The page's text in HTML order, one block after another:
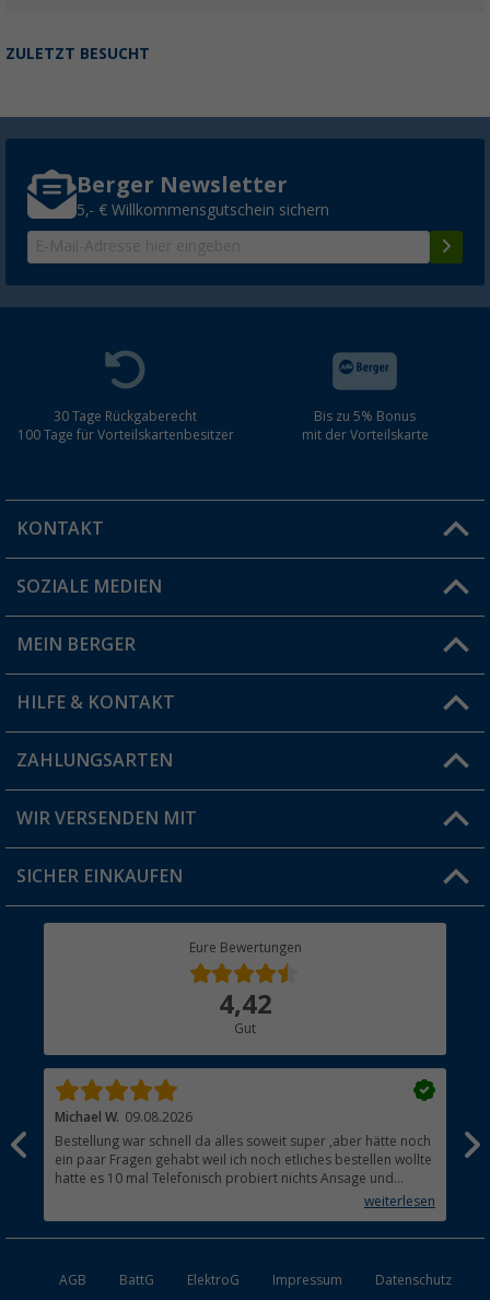
ZULETZT BESUCHT
Berger Newsletter
5,- € Willkommensgutschein sichern
30 Tage Rückgaberecht
100 Tage für Vorteilskartenbesitzer
Bis zu 5% Bonus
mit der Vorteilskarte
KONTAKT
Du hast eine Frage?
Filiale finden
SOZIALE MEDIEN
MEIN BERGER
Vorteilskarte
Blog
Jobs & Karriere
HILFE & KONTAKT
FAQ & Kontakt
Versandinformationen
Rücksendung
ZAHLUNGSARTEN
WIR VERSENDEN MIT
SICHER EINKAUFEN
Eure Bewertungen
4,42
Gut
Michael W. 09.08.2026
Bestellung war schnell da alles soweit super ,aber hätte noch
ein paar Fragen gehabt weil ich noch etliches bestellen wollte
hatte es 10 mal Telefonisch probiert nichts Ansage und
weiterlesen
Ich
AGB BattG ElektroG Impressum Datenschutz